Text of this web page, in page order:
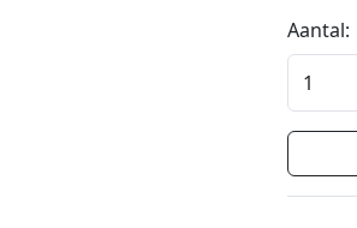
Aantal: